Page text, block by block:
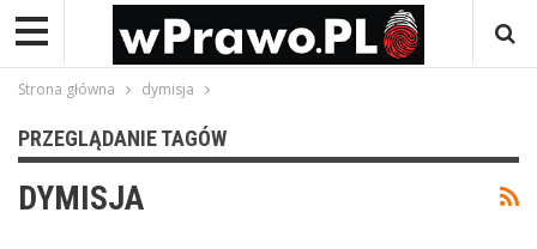
Strona główna dymisja
PRZEGLĄDANIE TAGÓW
DYMISJA